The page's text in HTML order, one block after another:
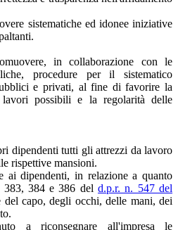
sistematiche ed idonee iniziative
in collaborazione con le
procedure per il sistematico
e privati, al fine di favorire la
lavori possibili e la regolarità delle
dipendenti tutti gli attrezzi da lavoro
rispettive mansioni.
ai dipendenti, in relazione a quanto
383, 384 e 386 deld.p.r. n. 547 del
del capo, degli occhi, delle mani, dei
a riconsegnare all'impresa le